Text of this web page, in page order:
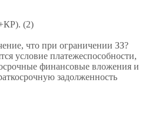
(2)
что при ограничении ЗЗ?
условие платежеспособности,
финансовые вложения и
задолженность